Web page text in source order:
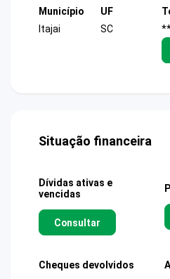
Município
Itajai
UF
SC
Situação financeira
Dívidas ativas e
vencidas
Consultar
Cheques devolvidos